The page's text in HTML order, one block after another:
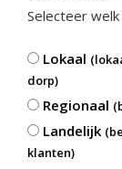
Selecteer
Lokaal
dorp)
Regionaal
Landelijk
klanten)